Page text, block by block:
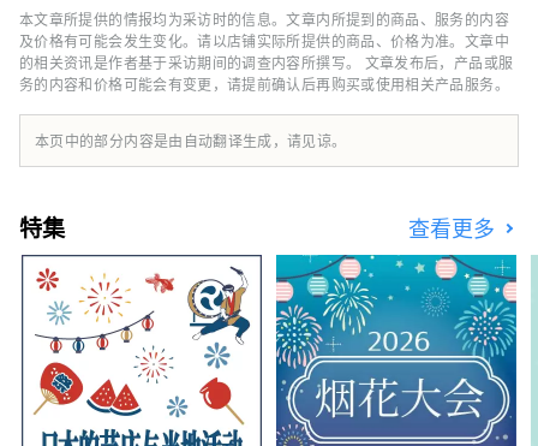
时光。
本文章所提供的情报均为采访时的信息。文章内所提到的商品、服务的内容
及价格有可能会发生变化。请以店铺实际所提供的商品、价格为准。文章中
的相关资讯是作者基于采访期间的调查内容所撰写。 文章发布后，产品或服
务的内容和价格可能会有变更，请提前确认后再购买或使用相关产品服务。
本页中的部分内容是由自动翻译生成，请见谅。
特集 查看更多